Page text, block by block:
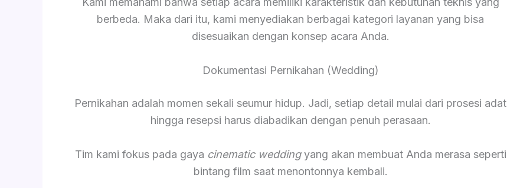
berbeda. Maka dari itu, kami menyediakan berbagai kategori layanan yang bisa
disesuaikan dengan konsep acara Anda.
Dokumentasi Pernikahan (Wedding)
Pernikahan adalah momen sekali seumur hidup. Jadi, setiap detail mulai dari prosesi adat
hingga resepsi harus diabadikan dengan penuh perasaan.
Tim kami fokus pada gaya cinematic weddingyang akan membuat Anda merasa seperti
bintang film saat menontonnya kembali.